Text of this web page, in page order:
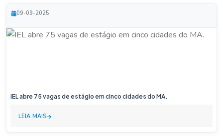
09-09-2025
IEL abre 75 vagas de estágio em cinco cidades do MA.
LEIA MAIS